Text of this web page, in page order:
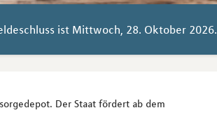
ist Mittwoch, 28. Oktober 2026.
Der Staat fördert ab dem